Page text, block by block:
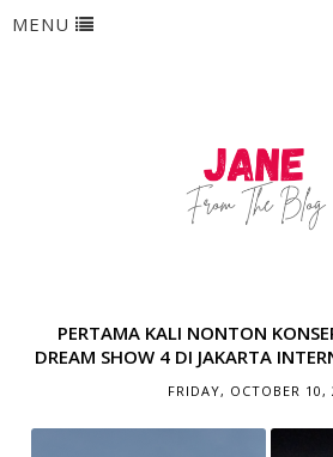
MENU
PERTAMA KALI NONTON
DREAM SHOW 4 DI JAKARTA
FRIDAY, OCTOBER 10,